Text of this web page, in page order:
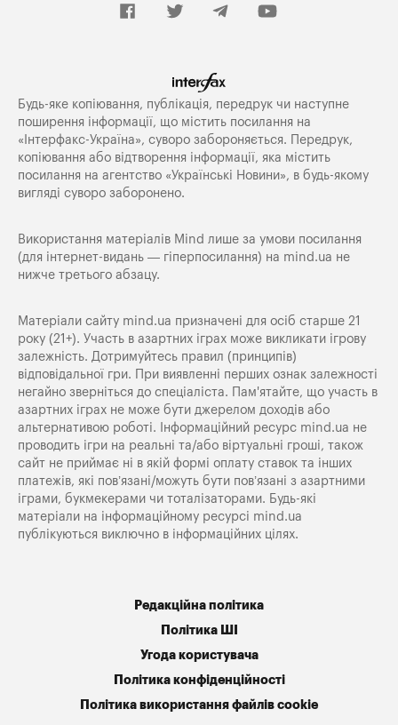
Будь-яке копiювання, публiкацiя, передрук чи наступне
поширення iнформацiї, що мiстить посилання на
«Iнтерфакс-Україна», суворо забороняється. Передрук,
копіювання або відтворення інформації, яка містить
посилання на агентство «Українські Новини», в будь-якому
вигляді суворо заборонено.
Використання матеріалів Mind лише за умови посилання
(для інтернет-видань — гіперпосилання) на mind.ua не
нижче третього абзацу.
Матеріали сайту mind.ua призначені для осіб старше 21
року (21+). Участь в азартних іграх може викликати ігрову
залежність. Дотримуйтесь правил (принципів)
відповідальної гри. При виявленні перших ознак залежності
негайно зверніться до спеціаліста. Пам'ятайте, що участь в
азартних іграх не може бути джерелом доходів або
альтернативою роботі. Інформаційний ресурс mind.ua не
проводить ігри на реальні та/або віртуальні гроші, також
сайт не приймає ні в якій формі оплату ставок та інших
платежів, які пов’язані/можуть бути пов’язані з азартними
іграми, букмекерами чи тоталізаторами. Будь-які
матеріали на інформаційному ресурсі mind.ua
публікуються виключно в інформаційних цілях.
Редакційна політика
Політика ШІ
Угода користувача
Політика конфіденційності
Політика використання файлів cookie